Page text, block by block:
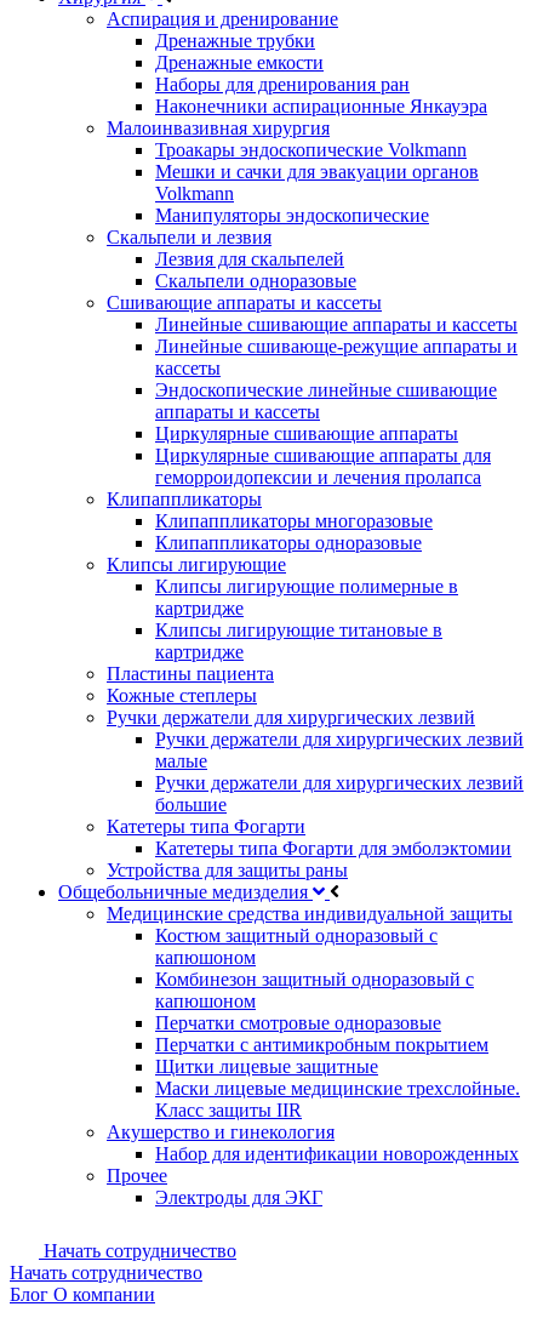
Аспирация и дренирование
Дренажные трубки
Дренажные емкости
Наборы для дренирования ран
Наконечники аспирационные Янкауэра
Малоинвазивная хирургия
Троакары эндоскопические Volkmann
Мешки и сачки для эвакуации органов
Volkmann
Манипуляторы эндоскопические
Скальпели и лезвия
Лезвия для скальпелей
Скальпели одноразовые
Сшивающие аппараты и кассеты
Линейные сшивающие аппараты и кассеты
Линейные сшивающе-режущие аппараты и
кассеты
Эндоскопические линейные сшивающие
аппараты и кассеты
Циркулярные сшивающие аппараты
Циркулярные сшивающие аппараты для
геморроидопексии и лечения пролапса
Клипаппликаторы
Клипаппликаторы многоразовые
Клипаппликаторы одноразовые
Клипсы лигирующие
Клипсы лигирующие полимерные в
картридже
Клипсы лигирующие титановые в
картридже
Пластины пациента
Кожные степлеры
Ручки держатели для хирургических лезвий
Ручки держатели для хирургических лезвий
малые
Ручки держатели для хирургических лезвий
большие
Катетеры типа Фогарти
Катетеры типа Фогарти для эмболэктомии
Устройства для защиты раны
Общебольничные медизделия
Медицинские средства индивидуальной защиты
Костюм защитный одноразовый с
капюшоном
Комбинезон защитный одноразовый с
капюшоном
Перчатки смотровые одноразовые
Перчатки с антимикробным покрытием
Щитки лицевые защитные
Маски лицевые медицинские трехслойные.
Класс защиты IIR
Акушерство и гинекология
Набор для идентификации новорожденных
Прочее
Электроды для ЭКГ
Начать сотрудничество
Начать сотрудничество
Блог О компании